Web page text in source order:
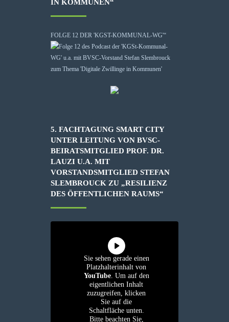
IN KOMMUNEN“
FOLGE 12 DER 'KGST-KOMMUNAL-WG'“
5. FACHTAGUNG SMART CITY
UNTER LEITUNG VON BVSC-
BEIRATSMITGLIED PROF. DR.
LAUZI U.A. MIT
VORSTANDSMITGLIED STEFAN
SLEMBROUCK ZU „RESILIENZ
DES ÖFFENTLICHEN RAUMS“
Sie sehen gerade einen
Platzhalterinhalt von
YouTube. Um auf den
eigentlichen Inhalt
zuzugreifen, klicken
Sie auf die
Schaltfläche unten.
Bitte beachten Sie,